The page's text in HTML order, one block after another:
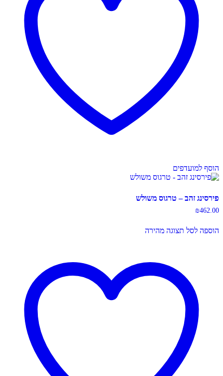
הוסף למועדפים
פירסינג זהב – טרגוס משולש
₪462.00
הוספה לסל תצוגה מהירה